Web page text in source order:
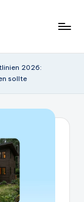
2026:
sollte